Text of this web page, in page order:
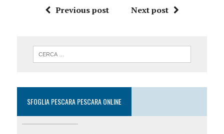
Previous post Next post
SFOGLIA PESCARA PESCARA ONLINE